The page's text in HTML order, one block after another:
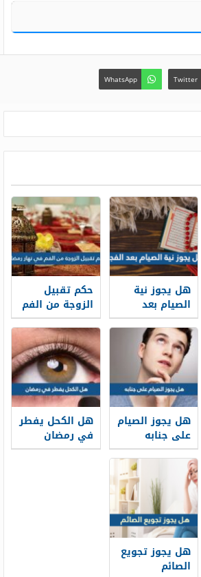
Twitter
WhatsApp
هل يجوز نية
الصيام بعد
الفجر
حكم تقبيل
الزوجة من الفم
في نهار رمضان
هل يجوز الصيام
على جنابه
هل الكحل يفطر
في رمضان
هل يجوز تجويع
الصائم